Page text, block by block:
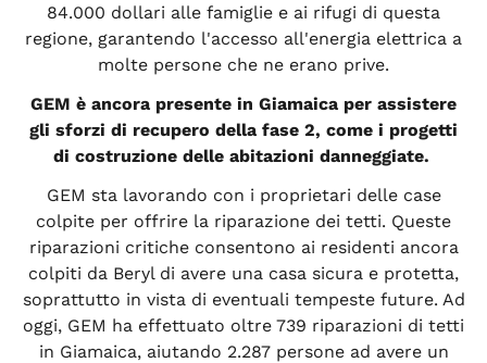
84.000 dollari alle famiglie e ai rifugi di questa
regione, garantendo l'accesso all'energia elettrica a
molte persone che ne erano prive.
GEM è ancora presente in Giamaica per assistere
gli sforzi di recupero della fase 2, come i progetti
di costruzione delle abitazioni danneggiate.
GEM sta lavorando con i proprietari delle case
colpite per offrire la riparazione dei tetti. Queste
riparazioni critiche consentono ai residenti ancora
colpiti da Beryl di avere una casa sicura e protetta,
soprattutto in vista di eventuali tempeste future. Ad
oggi, GEM ha effettuato oltre 739 riparazioni di tetti
in Giamaica, aiutando 2.287 persone ad avere un